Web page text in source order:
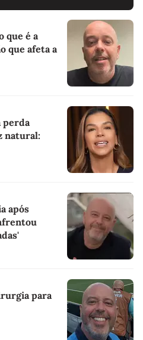
que é a
que afeta a
perda
natural:
após
para